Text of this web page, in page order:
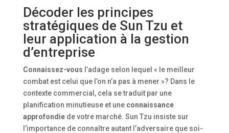
Décoder les principes
stratégiques de Sun Tzu et
leur application à la gestion
d’entreprise
Connaissez-vous l’adage selon lequel « le meilleur
combat est celui que l’on n’a pas à mener »? Dans le
contexte commercial, cela se traduit par une
planification minutieuse et une connaissance
approfondiede votre marché. Sun Tzu insiste sur
l’importance de connaître autant l’adversaire que soi-